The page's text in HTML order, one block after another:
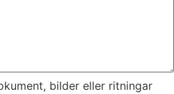
bilder eller ritningar